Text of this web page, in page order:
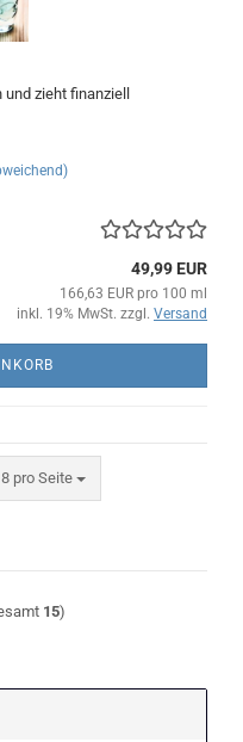
zieht finanziell
49,99 EUR
166,63 EUR pro 100 ml
inkl. 19% MwSt. zzgl. Versand
8 pro Seite
pro Seite
15)